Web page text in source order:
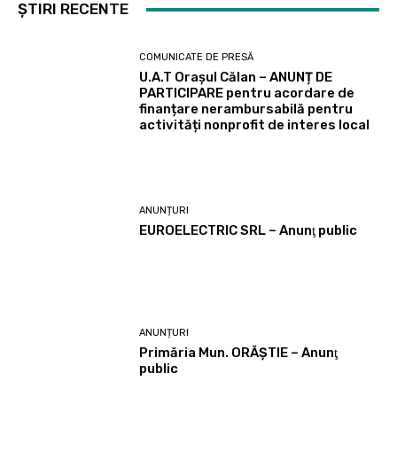
ȘTIRI RECENTE
COMUNICATE DE PRESĂ
U.A.T Orașul Călan – ANUNȚ DE
PARTICIPARE pentru acordare de
finanțare nerambursabilă pentru
activități nonprofit de interes local
ANUNȚURI
EUROELECTRIC SRL – Anunţ public
ANUNȚURI
Primăria Mun. ORĂȘTIE – Anunţ
public